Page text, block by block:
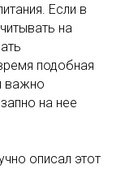
Если в
на
подобная
важно
на нее
описал этот